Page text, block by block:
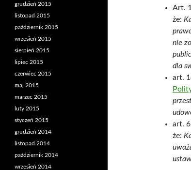
Art.
że:
nie
dla
art.
art.
że:
grudzień 2015
listopad 2015
październik 2015
wrzesień 2015
sierpień 2015
lipiec 2015
czerwiec 2015
maj 2015
marzec 2015
luty 2015
styczeń 2015
grudzień 2014
listopad 2014
październik 2014
wrzesień 2014